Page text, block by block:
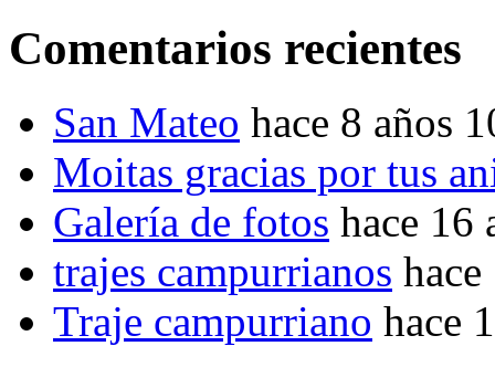
Comentarios recientes
San Mateo hace 8 años
Moitas gracias por tus
Galería de fotos hace 16
trajes campurrianos
Traje campurriano hace